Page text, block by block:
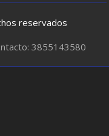
reservados
3855143580